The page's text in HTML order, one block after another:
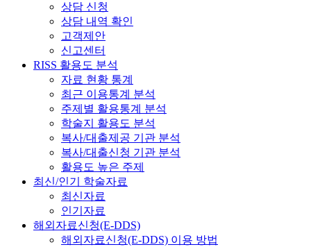
상담 신청
상담 내역 확인
고객제안
신고센터
RISS 활용도 분석
자료 현황 통계
최근 이용통계 분석
주제별 활용통계 분석
학술지 활용도 분석
복사/대출제공 기관 분석
복사/대출신청 기관 분석
활용도 높은 주제
최신/인기 학술자료
최신자료
인기자료
해외자료신청(E-DDS)
해외자료신청(E-DDS) 이용 방법